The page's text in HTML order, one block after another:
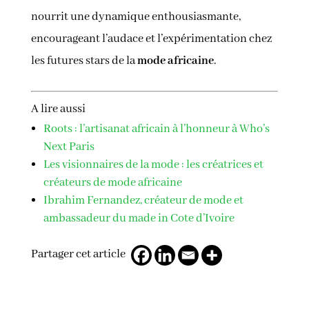
nourrit une dynamique enthousiasmante,
encourageant l’audace et l’expérimentation chez
les futures stars de lamode africaine.
A lire aussi
Roots : l’artisanat africain à l’honneur à Who’s
Next Paris
Les visionnaires de la mode : les créatrices et
créateurs de mode africaine
Ibrahim Fernandez, créateur de mode et
ambassadeur du made in Cote d’Ivoire
Partager cet article